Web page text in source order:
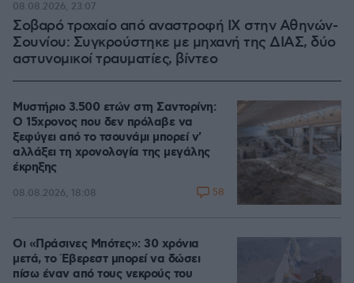
Σοβαρό τροχαίο από αναστροφή ΙΧ στην Αθηνών-
Σουνίου: Συγκρούστηκε με μηχανή της ΔΙΑΣ, δύο
αστυνομικοί τραυματίες, βίντεο
08.08.2026, 23:07
Μυστήριο 3.500 ετών στη Σαντορίνη:
Ο 15χρονος που δεν πρόλαβε να
ξεφύγει από το τσουνάμι μπορεί ν'
αλλάξει τη χρονολογία της μεγάλης
έκρηξης
08.08.2026, 18:08 58
Οι «Πράσινες Μπότες»: 30 χρόνια
μετά, το Έβερεστ μπορεί να δώσει
πίσω έναν από τους νεκρούς του